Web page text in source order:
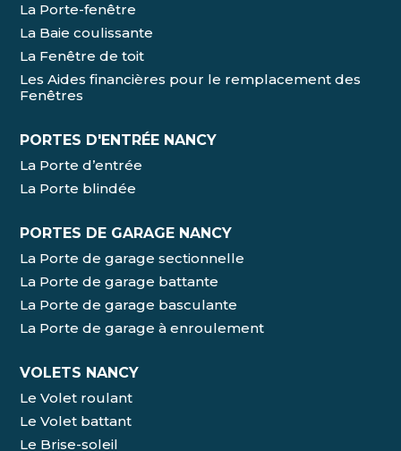
La Porte-fenêtre
La Baie coulissante
La Fenêtre de toit
Les Aides financières pour le remplacement des
Fenêtres
PORTES D'ENTRÉE NANCY
La Porte d’entrée
La Porte blindée
PORTES DE GARAGE NANCY
La Porte de garage sectionnelle
La Porte de garage battante
La Porte de garage basculante
La Porte de garage à enroulement
VOLETS NANCY
Le Volet roulant
Le Volet battant
Le Brise-soleil